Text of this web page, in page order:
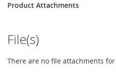
Product Attachments
File(s)
There are no file attachments